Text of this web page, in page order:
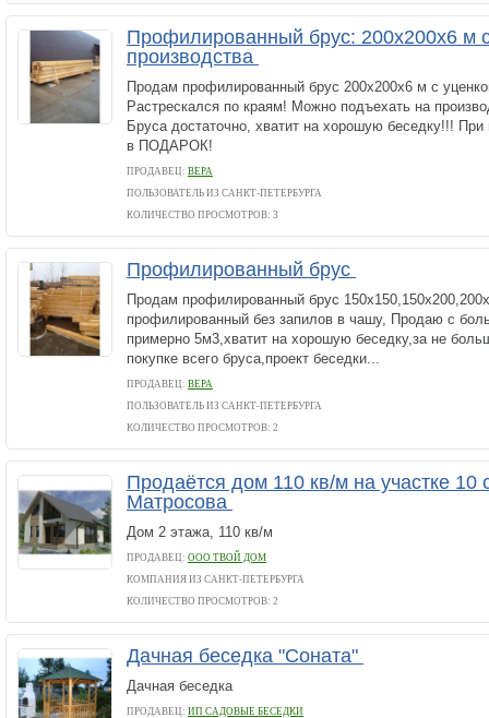
Профилированный брус: 200х200х6 м
производства
Продам профилированный брус 200х200х6 м с
Растрескался по краям! Можно подъехать на
Бруса достаточно, хватит на хорошую беседку!!! При
в ПОДАРОК!
ПРОДАВЕЦ: ВЕРА
ПОЛЬЗОВАТЕЛЬ ИЗ САНКТ-ПЕТЕРБУРГА
КОЛИЧЕСТВО ПРОСМОТРОВ: 3
Профилированный брус
Продам профилированный брус
профилированный без запилов в чашу, Продаю с
примерно 5м3,хватит на хорошую беседку,за не
покупке всего бруса,проект беседки...
ПРОДАВЕЦ: ВЕРА
ПОЛЬЗОВАТЕЛЬ ИЗ САНКТ-ПЕТЕРБУРГА
КОЛИЧЕСТВО ПРОСМОТРОВ: 2
Продаётся дом 110 кв/м на участке 10
Матросова
Дом 2 этажа, 110 кв/м
ПРОДАВЕЦ: ООО ТВОЙ ДОМ
КОМПАНИЯ ИЗ САНКТ-ПЕТЕРБУРГА
КОЛИЧЕСТВО ПРОСМОТРОВ: 2
Дачная беседка "Соната"
Дачная беседка
ПРОДАВЕЦ: ИП САДОВЫЕ БЕСЕДКИ